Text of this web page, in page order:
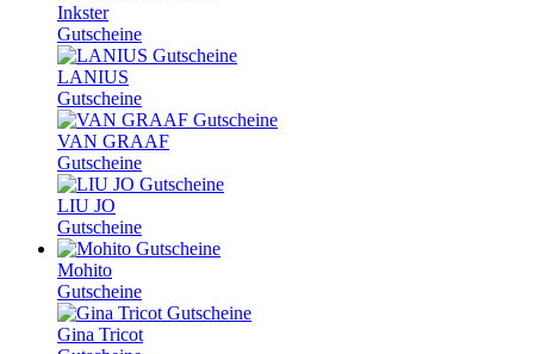
Inkster
Gutscheine
LANIUS
Gutscheine
VAN GRAAF
Gutscheine
LIU JO
Gutscheine
Mohito
Gutscheine
Gina Tricot